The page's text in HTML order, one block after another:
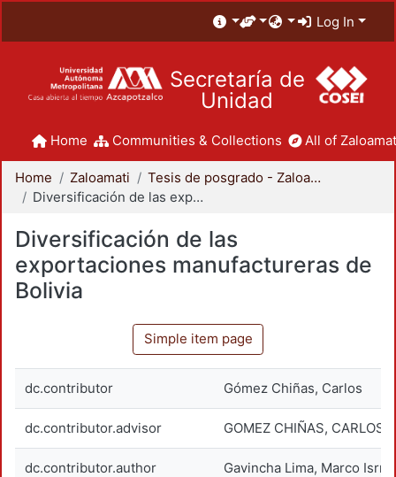
Log In
Secretaría de
Unidad
Home Communities & Collections All of
Home Zaloamati
Tesis de posgrado - Zaloamati
Diversificación de las exportaciones manufactureras de Bolivia
Diversificación de las
exportaciones manufactureras de
Bolivia
Simple item page
dc.contributor Gómez Chiñas, Carlos
dc.contributor.advisor GOMEZ CHIÑAS, CARLOS;
dc.contributor.author Gavincha Lima, Marco